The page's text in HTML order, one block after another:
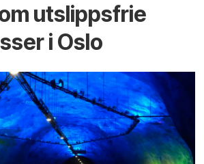
utslippsfrie
i Oslo